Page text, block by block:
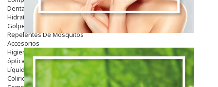
Dentales
Hidratantes
Golpes Y Hematomas
Repelentes De Mosquitos
Accesorios
Higiene
óptica
Líquidos Lentillas
Colirios